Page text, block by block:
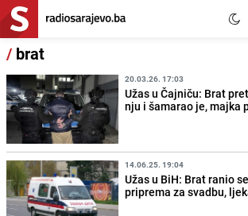
/ brat
20.03.26. 17:03
Užas u Čajniču: Brat
nju i šamarao je, majka
14.06.25. 19:04
Užas u BiH: Brat ranio
priprema za svadbu,